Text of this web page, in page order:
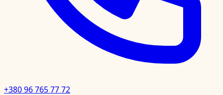
+380 96 765 77 72